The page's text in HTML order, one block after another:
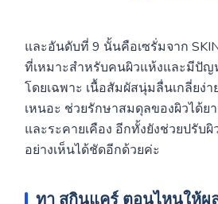
และอันดับที่ 9 นั้นคือเซรั่มจาก
ที่เหมาะสำหรับคนผิวแห้งและมีปั
โดยเฉพาะ เนื้อสัมผัสนุ่มลื่นเกลี่ยง่า
เหนอะ ช่วยรักษาสมดุลของผิวได้ย
และระคายเคือง อีกทั้งยังช่วยปรับ
อย่างเห็นได้ชัดอีกด้วยค่ะ
ทา สกินแคร์ ตอนไหนให้ผ